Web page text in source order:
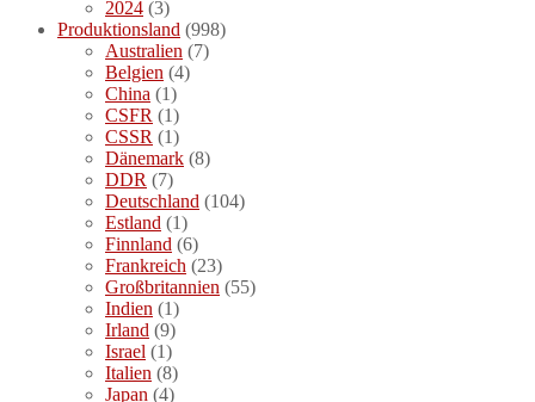
2024 (3)
Produktionsland (998)
Australien (7)
Belgien (4)
China (1)
CSFR (1)
CSSR (1)
Dänemark (8)
DDR (7)
Deutschland (104)
Estland (1)
Finnland (6)
Frankreich (23)
Großbritannien (55)
Indien (1)
Irland (9)
Israel (1)
Italien (8)
Japan (4)